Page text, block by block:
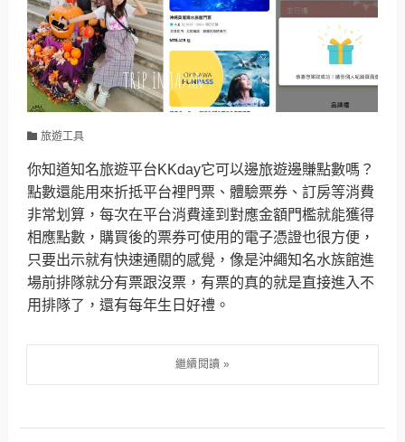
旅遊工具
你知道知名旅遊平台KKday它可以邊旅遊邊賺點數嗎？
點數還能用來折抵平台裡門票、體驗票券、訂房等消費
非常划算，每次在平台消費達到對應金額門檻就能獲得
相應點數，購買後的票券可使用的電子憑證也很方便，
只要出示就有快速通關的感覺，像是沖繩知名水族館進
場前排隊就分有票跟沒票，有票的真的就是直接進入不
用排隊了，還有每年生日好禮。